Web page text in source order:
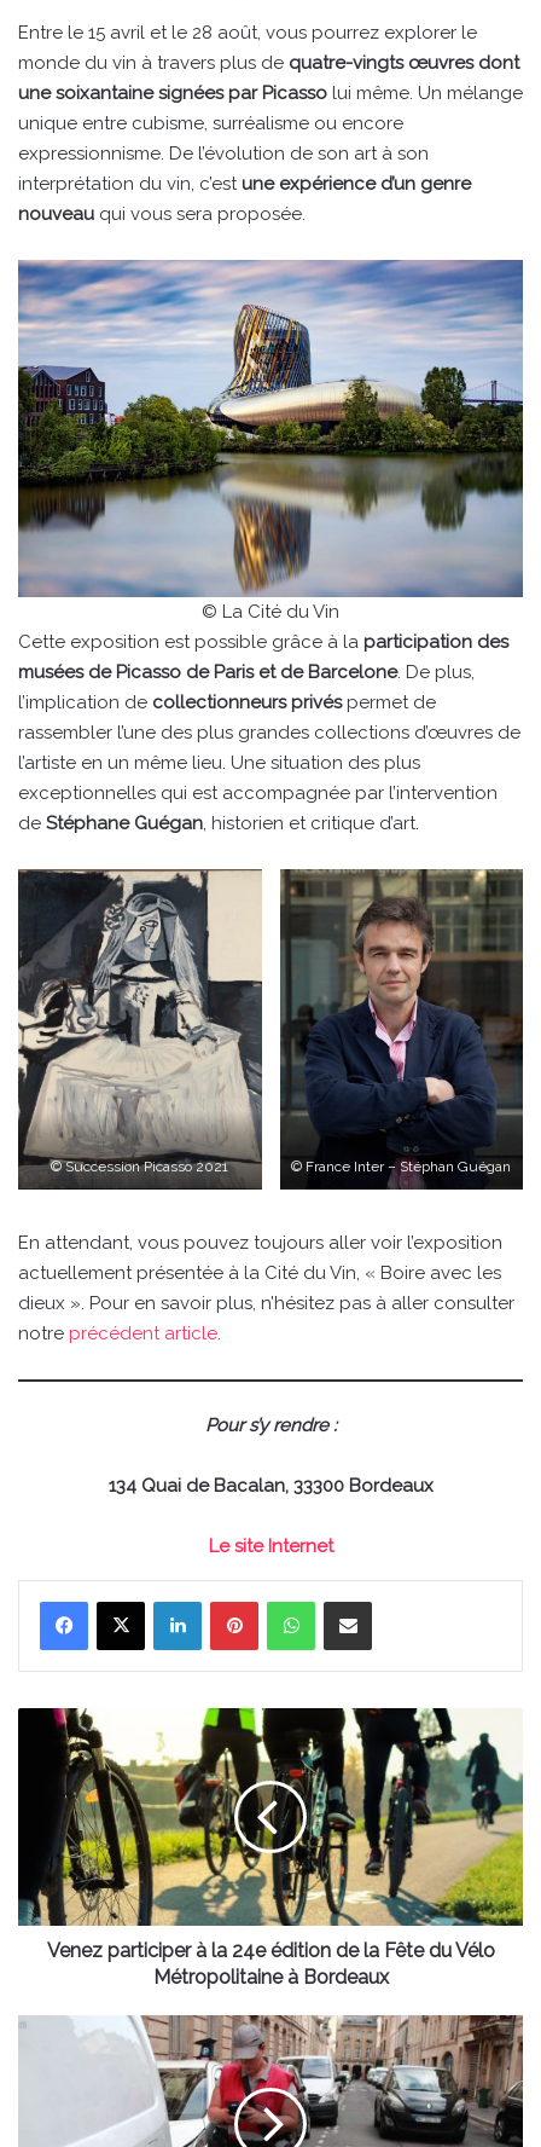
Entre le 15 avril et le 28 août, vous pourrez explorer le
monde du vin à travers plus de quatre-vingts œuvres dont
une soixantaine signées par Picasso lui même. Un mélange
unique entre cubisme, surréalisme ou encore
expressionnisme. De l’évolution de son art à son
interprétation du vin, c’est une expérience d’un genre
nouveau qui vous sera proposée.
© La Cité du Vin
Cette exposition est possible grâce à la participation des
musées de Picasso de Paris et de Barcelone. De plus,
l’implication de collectionneurs privéspermet de
rassembler l’une des plus grandes collections d’œuvres de
l’artiste en un même lieu. Une situation des plus
exceptionnelles qui est accompagnée par l’intervention
de Stéphane Guégan, historien et critique d’art.
© Succession Picasso 2021 © France Inter – Stéphan Guégan
En attendant, vous pouvez toujours aller voir l’exposition
actuellement présentée à la Cité du Vin, « Boire avec les
dieux ». Pour en savoir plus, n’hésitez pas à aller consulter
notre précédent article
Pour s’y rendre :
134 Quai de Bacalan, 33300 Bordeaux
Le site Internet
LinkedinPinterestWhatsAppPartager par email
Venez
participer
édition
la
Fête
à
Venez participer à la 24e édition de la Fête du Vélo
Métropolitaine à Bordeaux
Le